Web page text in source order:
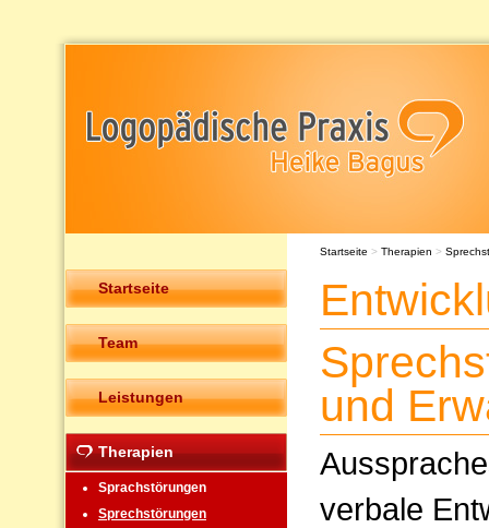
Startseite
Team
Leistungen
Therapien
Sprachstörungen
Sprechstörungen
Startseite > Therapien >
und
verbale